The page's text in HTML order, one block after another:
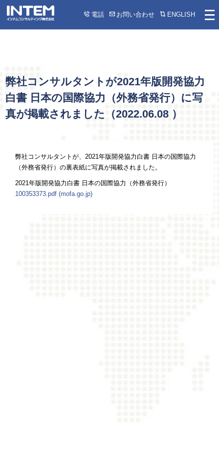
電話 お問い合わせ ENGLISH
弊社コンサルタントが2021年版開発協力
白書 日本の国際協力（外務省発行）に写
真が掲載されました（2022.06.08 ）
弊社コンサルタントが、2021年版開発協力白書 日本の国際協力
（外務省発行）の裏表紙に写真が掲載されました。
2021年版開発協力白書 日本の国際協力（外務省発行）
100353373.pdf (mofa.go.jp)